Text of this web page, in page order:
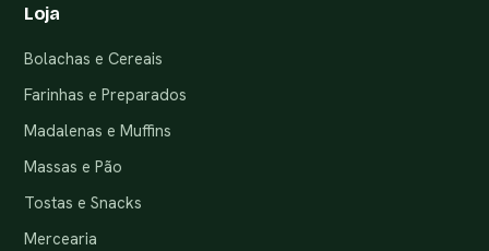
Loja
Bolachas e Cereais
Farinhas e Preparados
Madalenas e Muffins
Massas e Pão
Tostas e Snacks
Mercearia